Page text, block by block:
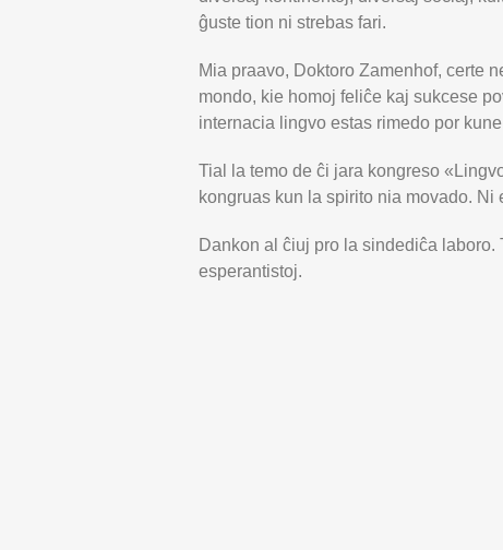
ĝuste tion ni strebas fari.
Mia praavo, Doktoro Zamenhof, certe
mondo, kie homoj feliĉe kaj sukcese
internacia lingvo estas rimedo por
Tial la temo de ĉi jara kongreso
kongruas kun la spirito nia movado.
Dankon al ĉiuj pro la sindediĉa
esperantistoj.